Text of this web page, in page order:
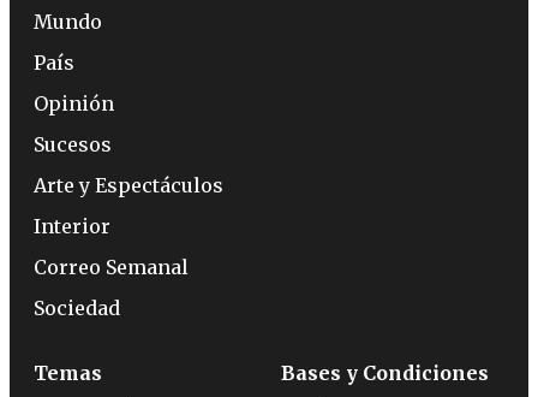
Mundo
País
Opinión
Sucesos
Arte y Espectáculos
Interior
Correo Semanal
Sociedad
Temas
Bases y Condiciones